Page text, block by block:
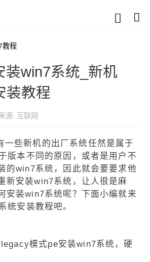
教程
装win7系统_新机
装教程
源: 互联网
一些新机的出厂系统任然是属于
版本不同的原因，或者是用户不
的win7系统，因此就会要要求他
新安装win7系统，让人很是麻
安装win7系统呢？下面小编就来
统安装教程吧。
模式pe安装win7系统，硬